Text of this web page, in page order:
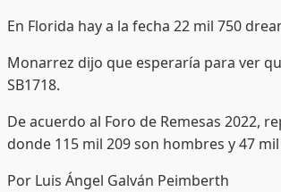
En Florida hay a la fecha 22 mil 750
Monarrez dijo que esperaría para ver
SB1718.
De acuerdo al Foro de Remesas 2022,
donde 115 mil 209 son hombres y 47
Por Luis Ángel Galván Peimberth